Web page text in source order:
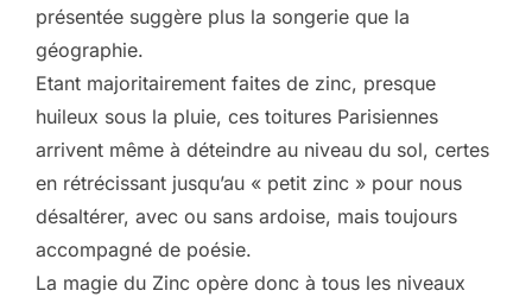
présentée suggère plus la songerie que la
géographie.
Etant majoritairement faites de zinc, presque
huileux sous la pluie, ces toitures Parisiennes
arrivent même à déteindre au niveau du sol, certes
en rétrécissant jusqu’au « petit zinc » pour nous
désaltérer, avec ou sans ardoise, mais toujours
accompagné de poésie.
La magie du Zinc opère donc à tous les niveaux